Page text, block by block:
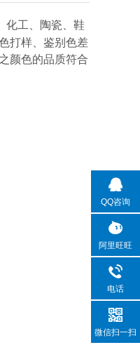
化工、陶瓷、鞋
打样、鉴别色差
颜色的品质符合
QQ咨询
阿里旺旺
电话
微信扫一扫